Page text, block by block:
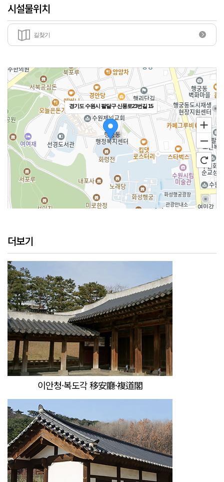
시설물위치
길찾기
경기도 수원시 팔달구 신풍로23번길 15
더보기
이안청·복도각 移安廳·複道閣